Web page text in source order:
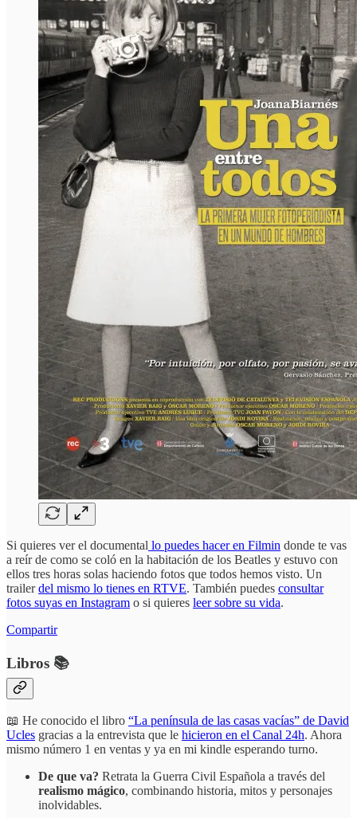
Si quieres ver el documental lo puedes hacer en Filmin donde te vas
a reír de como se coló en la habitación de los Beatles y estuvo con
ellos tres horas solas haciendo fotos que todos hemos visto. Un
trailerdel mismo lo tienes en RTVE. También puedes consultar
fotos suyas en Instagram o si quieres leer sobre su vida.
Compartir
Libros 📚
📖 He conocido el libro “La península de las casas vacías” de David
Ucles gracias a la entrevista que le hicieron en el Canal 24h. Ahora
mismo número 1 en ventas y ya en mi kindle esperando turno.
De que va? Retrata la Guerra Civil Española a través del
realismo mágico, combinando historia, mitos y personajes
inolvidables.